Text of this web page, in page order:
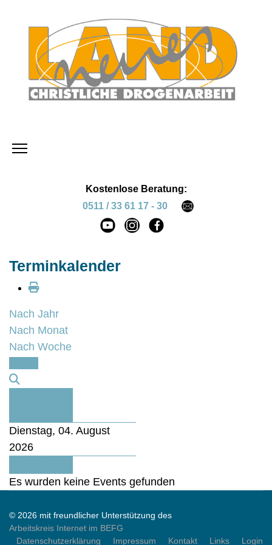
Kostenlose Beratung:
0511 / 33 61 17 - 30
Terminkalender
Nach Jahr
Nach Monat
Nach Woche
Dienstag, 04. August
2026
Es wurden keine Events gefunden
© 2026 mit freundlicher Unterstützung des
Arbeitskreis Internet im BEFG
Datenschutzerklärung
Impressum Kontakt Links Login